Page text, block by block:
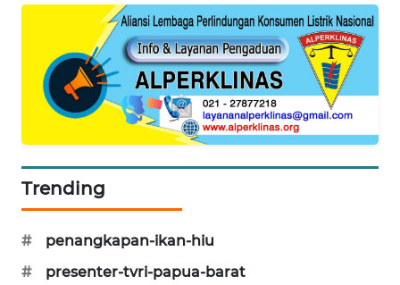
Trending
#
penangkapan-ikan-hiu
#
presenter-tvri-papua-barat
KARING
JURNAL
MARITIM
HUMBANG
GARONGGANG
FISUELRI